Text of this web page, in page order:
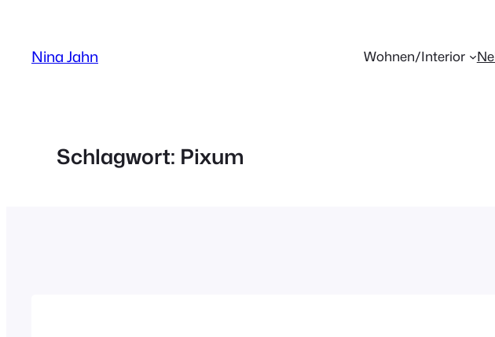
springen
Nina Jahn Wohnen/Interior
Schlagwort: Pixum